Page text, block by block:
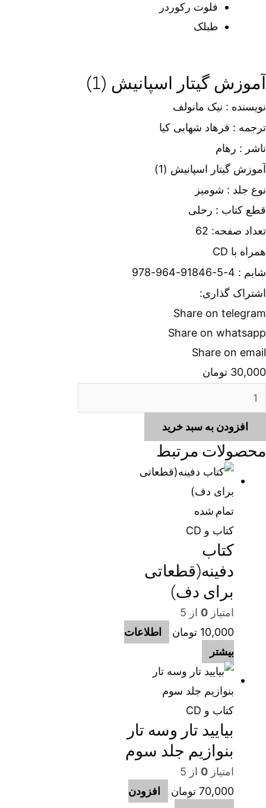
فلوت رکوردر
طبلک
آموزش گیتار اسپانیش (1)
نویسنده : نیک مانولف
ترجمه : فرهاد شهابی کیا
ناشر : رهام
آموزش گیتار اسپانیش (1)
نوع جلد : شومیز
قطع کتاب : رحلی
تعداد صفحه: 62
همراه با CD
شابم : 4-5-91846-964-978
اشتراک گذاری:
Share on telegram
Share on whatsapp
Share on email
30,000 تومان
آموزش
گیتار
اسپانیش
(1)
افزودن به سبد خرید
محصولات مرتبط
تمام شده
کتاب و CD
کتاب
دفینه(قطعاتی
برای دف)
امتیاز 0 از 5
10,000 تومان
اطلاعات
بیشتر
کتاب و CD
بیایید تار وسه تار
بنوازیم جلد سوم
امتیاز 0 از 5
70,000 تومان
افزودن